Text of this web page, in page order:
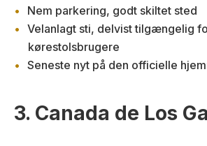
Nem parkering, godt skiltet sted
Velanlagt sti, delvist tilgængelig
kørestolsbrugere
Seneste nyt på den officielle
3. Canada de Los